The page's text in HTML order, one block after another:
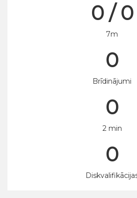
0 / 0
7m
0
Brīdinājumi
0
2 min
0